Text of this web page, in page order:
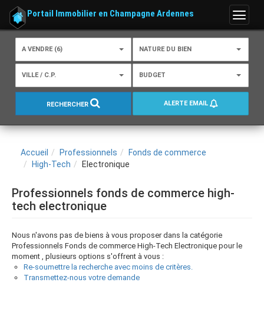
Menu
Portail Immobilier en Champagne Ardennes
A VENDRE (6) NATURE DU BIEN
VILLE / C.P. BUDGET
RECHERCHER ALERTE EMAIL
Accueil Professionnels
Fonds de commerce
High-Tech
Electronique
Professionnels fonds de commerce high-
tech electronique
Nous n'avons pas de biens à vous proposer dans la catégorie
Professionnels Fonds de commerce High-Tech Electronique pour le
moment , plusieurs options s'offrent à vous :
Re-soumettre la recherche avec moins de critères.
Transmettez-nous votre demande